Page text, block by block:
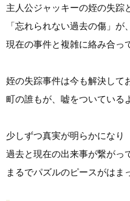
主人公ジャッキーの姪の失踪
「忘れられない過去の傷」が、
現在の事件と複雑に絡み合っ
姪の失踪事件は今も解決して
町の誰もが、嘘をついている
少しずつ真実が明らかになり
過去と現在の出来事が繋がっ
まるでパズルのピースがはま